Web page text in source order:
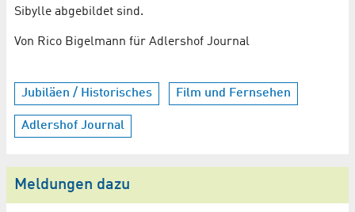
Sibylle abgebildet sind.
Von Rico Bigelmann für Adlershof Journal
Jubiläen / Historisches Film und Fernsehen
Adlershof Journal
Meldungen dazu